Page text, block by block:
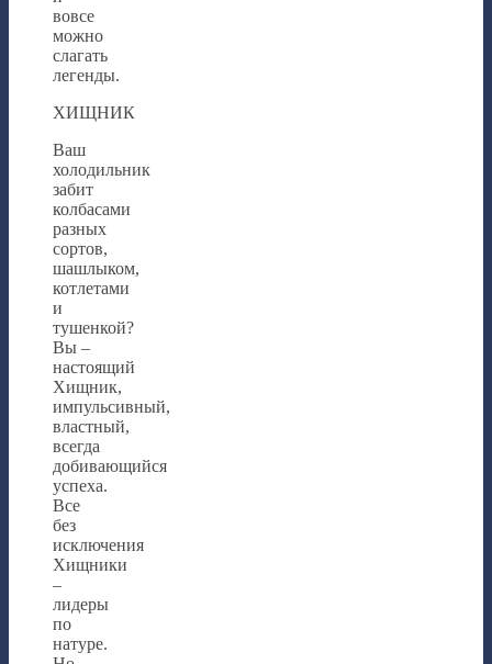
вовсе
можно
слагать
легенды.
ХИЩНИК
Ваш
холодильник
забит
колбасами
разных
сортов,
шашлыком,
котлетами
и
тушенкой?
Вы –
настоящий
Хищник,
импульсивный,
властный,
всегда
добивающийся
успеха.
Все
без
исключения
Хищники
–
лидеры
по
натуре.